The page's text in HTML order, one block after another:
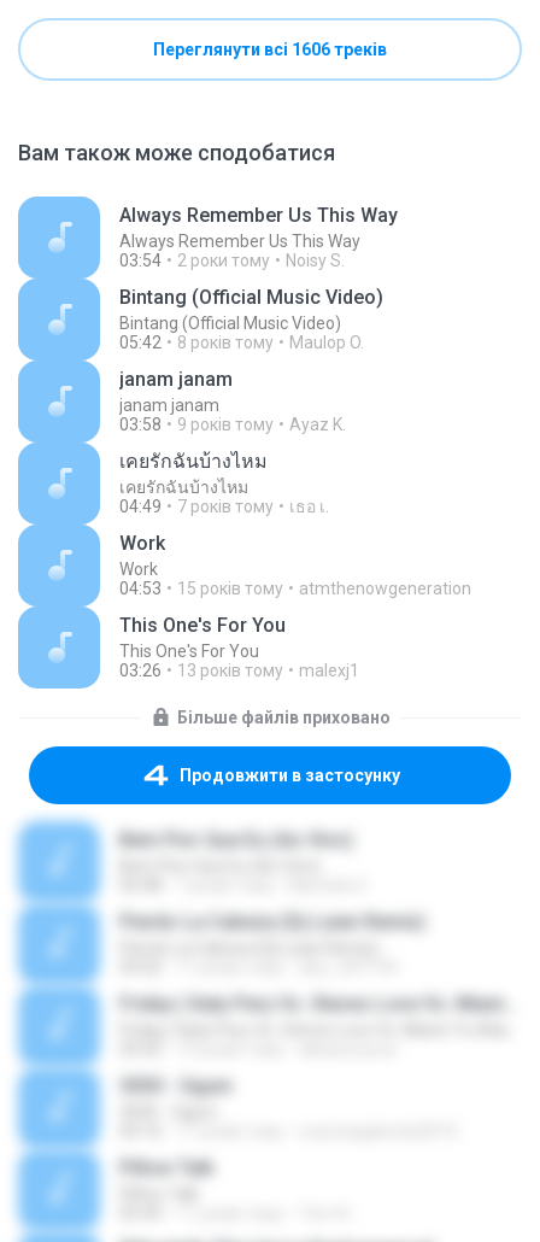
Переглянути всі 1606 треків
Вам також може сподобатися
Always Remember Us This Way
Always Remember Us This Way
03:54
2 роки тому Noisy S.
Bintang (Official Music Video)
Bintang (Official Music Video)
05:42
8 років тому Maulop O.
janam janam
janam janam
03:58
9 років тому Ayaz K.
เคยรักฉันบ้างไหม
เคยรักฉันบ้างไหม
04:49
7 років тому เธอ เ.
Work
Work
04:53
15 років тому atmthenowgeneration
This One's For You
This One's For You
03:26
13 років тому malexj1
Більше файлів приховано
Продовжити в застосунку
Bem Pior Que Eu (Ao Vivo)
Pierdo La Cabeza (Dj Luian Remix)
3030 - Ogum
Pillow Talk